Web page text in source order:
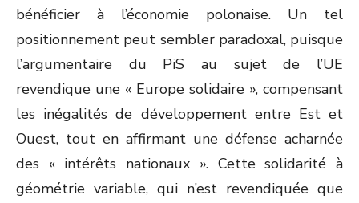
bénéficier à l’économie polonaise. Un tel
positionnement peut sembler paradoxal, puisque
l’argumentaire du PiS au sujet de l’UE
revendique une « Europe solidaire », compensant
les inégalités de développement entre Est et
Ouest, tout en affirmant une défense acharnée
des « intérêts nationaux ». Cette solidarité à
géométrie variable, qui n’est revendiquée que